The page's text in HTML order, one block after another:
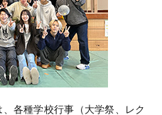
各種学校行事（大学祭、レク